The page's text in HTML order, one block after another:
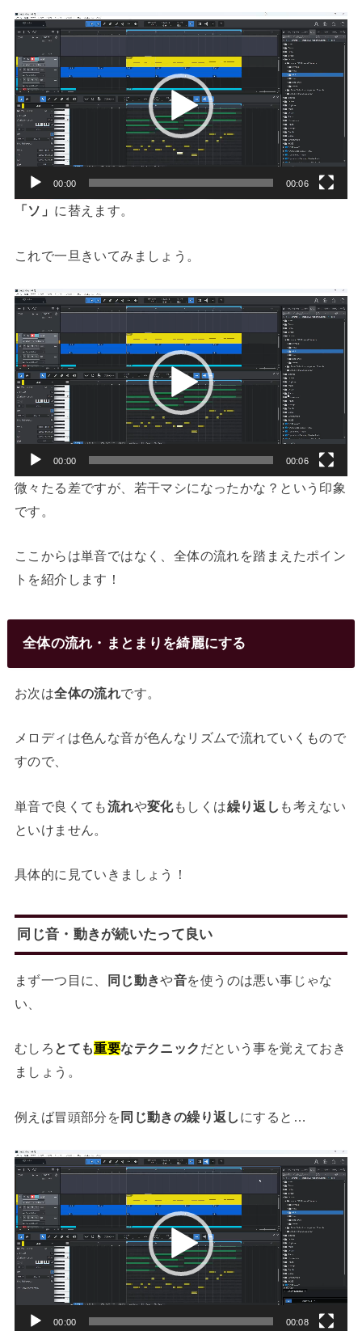
動
プ
レ
ー
ヤ
00:00 00:06
「ソ」 に替えます。
これで一旦きいてみましょう。
動
プ
レ
ー
ヤ
00:00 00:06
微々たる差ですが、若干マシになったかな？という印象
です。
ここからは単音ではなく、全体の流れを踏まえたポイン
トを紹介します！
全体の流れ・まとまりを綺麗にする
お次は全体の流れです。
メロディは色んな音が色んなリズムで流れていくもので
すので、
単音で良くても流れや変化もしくは繰り返し も考えない
といけません。
具体的に見ていきましょう！
同じ音・動きが続いたって良い
まず一つ目に、 同じ動きや音を使うのは悪い事じゃな
い、
むしろ とても重要なテクニック だという事を覚えておき
ましょう。
例えば冒頭部分を 同じ動きの繰り返し にすると…
動
プ
レ
ー
ヤ
00:00 00:08